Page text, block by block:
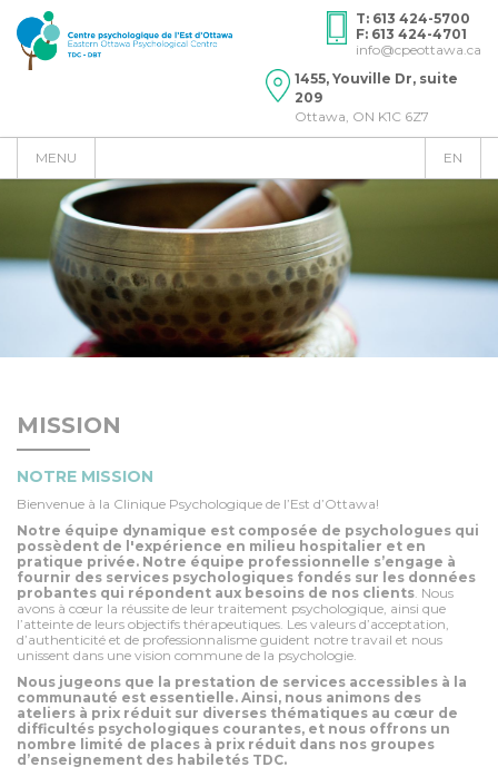
T: 613 424-5700
F: 613 424-4701
info@cpeottawa.ca
1455, Youville Dr, suite
209
Ottawa, ON K1C 6Z7
MENU EN
MISSION
NOTRE MISSION
Bienvenue à la Clinique Psychologique de l’Est d’Ottawa!
Notre équipe dynamique est composée de psychologues qui
possèdent de l'expérience en milieu hospitalier et en
pratique privée. Notre équipe professionnelle s’engage à
fournir des services psychologiques fondés sur les données
probantes qui répondent aux besoins de nos clients. Nous
avons à cœur la réussite de leur traitement psychologique, ainsi que
l’atteinte de leurs objectifs thérapeutiques. Les valeurs d’acceptation,
d’authenticité et de professionnalisme guident notre travail et nous
unissent dans une vision commune de la psychologie.
Nous jugeons que la prestation de services accessibles à la
communauté est essentielle. Ainsi, nous animons des
ateliers à prix réduit sur diverses thématiques au cœur de
difficultés psychologiques courantes, et nous offrons un
nombre limité de places à prix réduit dans nos groupes
d’enseignement des habiletés TDC.